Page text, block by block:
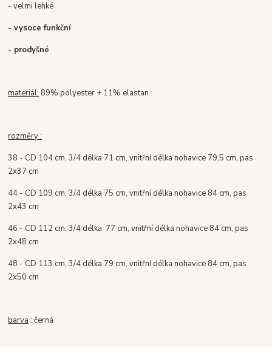
- velmi lehké
- vysoce funkční
- prodyšné
materiál: 89% polyester + 11% elastan
rozměry :
38 - CD 104 cm, 3/4 délka 71 cm, vnitřní délka nohavice 79,5 cm, pas
2x37 cm
44 - CD 109 cm, 3/4 délka 75 cm, vnitřní délka nohavice 84 cm, pas
2x43 cm
46 - CD 112 cm, 3/4 délka 77 cm, vnitřní délka nohavice 84 cm, pas
2x48 cm
48 - CD 113 cm, 3/4 délka 79 cm, vnitřní délka nohavice 84 cm, pas
2x50 cm
barva : černá